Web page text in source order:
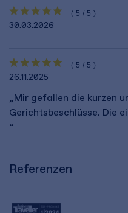
(5/5)
30.03.2026
(5/5)
26.11.2025
„Mir gefallen die kurzen
Gerichtsbeschlüsse. Die
“
Referenzen